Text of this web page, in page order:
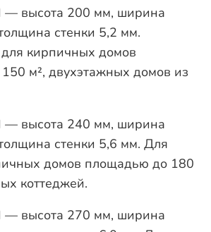
высота 200 мм, ширина
стенки 5,2 мм.
кирпичных домов
м², двухэтажных домов из
высота 240 мм, ширина
стенки 5,6 мм. Для
домов площадью до 180
коттеджей.
высота 270 мм, ширина